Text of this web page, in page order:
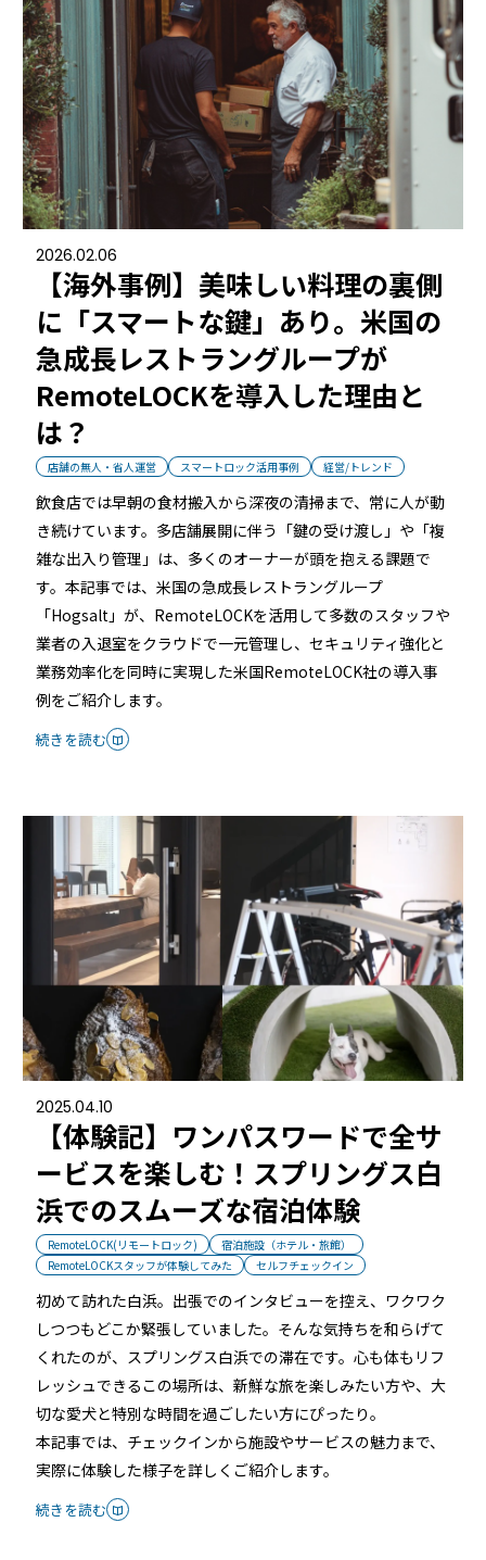
2026.02.06
【海外事例】美味しい料理の裏側
に「スマートな鍵」あり。米国の
急成長レストラングループが
RemoteLOCKを導入した理由と
は？
店舗の無人・省人運営 スマートロック活用事例 経営/トレンド
飲食店では早朝の食材搬入から深夜の清掃まで、常に人が動
き続けています。多店舗展開に伴う「鍵の受け渡し」や「複
雑な出入り管理」は、多くのオーナーが頭を抱える課題で
す。本記事では、米国の急成長レストラングループ
「Hogsalt」が、RemoteLOCKを活用して多数のスタッフや
業者の入退室をクラウドで一元管理し、セキュリティ強化と
業務効率化を同時に実現した米国RemoteLOCK社の導入事
例をご紹介します。
続きを読む
2025.04.10
【体験記】ワンパスワードで全サ
ービスを楽しむ！スプリングス白
浜でのスムーズな宿泊体験
RemoteLOCK(リモートロック)
宿泊施設（ホテル・旅館）
RemoteLOCKスタッフが体験してみた
セルフチェックイン
初めて訪れた白浜。出張でのインタビューを控え、ワクワク
しつつもどこか緊張していました。そんな気持ちを和らげて
くれたのが、スプリングス白浜での滞在です。心も体もリフ
レッシュできるこの場所は、新鮮な旅を楽しみたい方や、大
切な愛犬と特別な時間を過ごしたい方にぴったり。
本記事では、チェックインから施設やサービスの魅力まで、
実際に体験した様子を詳しくご紹介します。
続きを読む
RemoteLOCK 9j
RemoteLOCK 9j-Q
TOBIRA
パートナー製品
SADIOT ROOM
製品の比較
オフィス
公共施設
その他の業種
事例インタビュー
宿泊施設
レンタルスペース
店舗
オフィス
公共施設
その他の業種
工事の様子
施工パートナー 一覧
全てのパートナー
北海道
東北
関東
中部
近畿
中国
四国
九州
施工会社様向け資料
カスタマーサポート
お知らせ セミナー
特定商取引法に基づく表記
プライバシーポリシー
RemoteLOCKクラウドサービス利用規約
RemoteLOCKアプリダウンロード